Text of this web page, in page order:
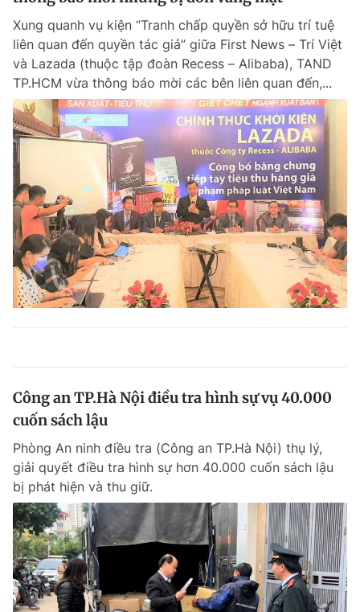
Xung quanh vụ kiện “Tranh chấp quyền sở hữu trí tuệ
liên quan đến quyền tác giả” giữa First News – Trí Việt
và Lazada (thuộc tập đoàn Recess – Alibaba), TAND
TP.HCM vừa thông báo mời các bên liên quan đến,...
Công an TP.Hà Nội điều tra hình sự vụ 40.000
cuốn sách lậu
Phòng An ninh điều tra (Công an TP.Hà Nội) thụ lý,
giải quyết điều tra hình sự hơn 40.000 cuốn sách lậu
bị phát hiện và thu giữ.